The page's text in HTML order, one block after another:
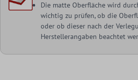
Die matte Oberfläche wird
wichtig zu prüfen, ob die
oder ob dieser nach der
Herstellerangaben beachtet